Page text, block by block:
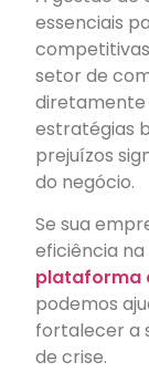
essenciais
setor de
diretamente
estratégias
prejuízos
do negócio.
Se sua
eficiência
plataforma
podemos
fortalecer a
de crise.